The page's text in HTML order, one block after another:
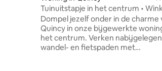
Tuinuitstapje in het centrum •
eetgelegenheden te voet
Dompel jezelf onder in de charme
Quincy in onze bijgewerkte
het centrum. Verken nabijgelegen
wandel- en fietspaden met
schilderachtige routes door de
geniet van een dag aan het meer